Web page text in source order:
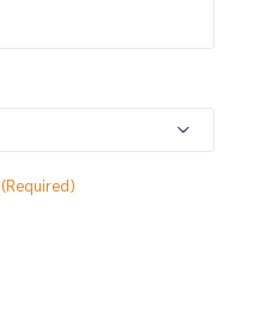
(Required)